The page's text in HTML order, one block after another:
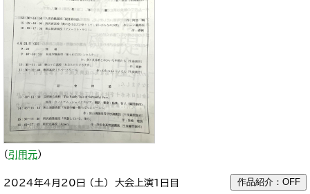
（ 引用元）
2024年4月20日 （土） 大会上演1日目 作品紹介：OFF